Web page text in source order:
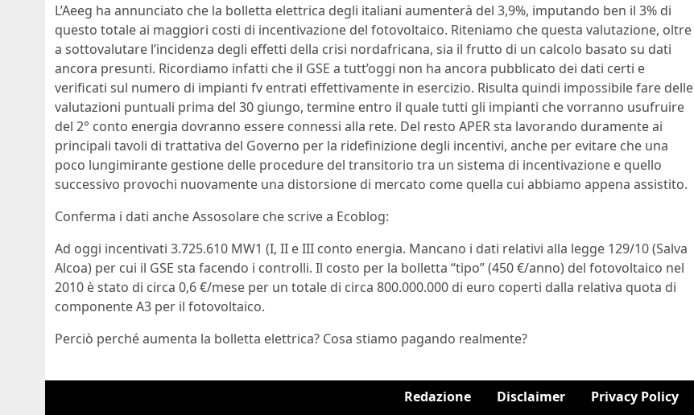
L’Aeeg ha annunciato che la bolletta elettrica degli italiani aumenterà del 3,9%, imputando ben il 3% di
questo totale ai maggiori costi di incentivazione del fotovoltaico. Riteniamo che questa valutazione, oltre
a sottovalutare l’incidenza degli effetti della crisi nordafricana, sia il frutto di un calcolo basato su dati
ancora presunti. Ricordiamo infatti che il GSE a tutt’oggi non ha ancora pubblicato dei dati certi e
verificati sul numero di impianti fv entrati effettivamente in esercizio. Risulta quindi impossibile fare delle
valutazioni puntuali prima del 30 giungo, termine entro il quale tutti gli impianti che vorranno usufruire
del 2° conto energia dovranno essere connessi alla rete. Del resto APER sta lavorando duramente ai
principali tavoli di trattativa del Governo per la ridefinizione degli incentivi, anche per evitare che una
poco lungimirante gestione delle procedure del transitorio tra un sistema di incentivazione e quello
successivo provochi nuovamente una distorsione di mercato come quella cui abbiamo appena assistito.
Conferma i dati anche Assosolare che scrive a Ecoblog:
Ad oggi incentivati 3.725.610 MW1 (I, II e III conto energia. Mancano i dati relativi alla legge 129/10 (Salva
Alcoa) per cui il GSE sta facendo i controlli. Il costo per la bolletta “tipo” (450 €/anno) del fotovoltaico nel
2010 è stato di circa 0,6 €/mese per un totale di circa 800.000.000 di euro coperti dalla relativa quota di
componente A3 per il fotovoltaico.
Perciò perché aumenta la bolletta elettrica? Cosa stiamo pagando realmente?
Redazione Disclaimer Privacy Policy